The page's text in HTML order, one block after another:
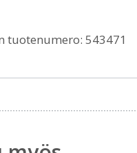
tuotenumero: 543471